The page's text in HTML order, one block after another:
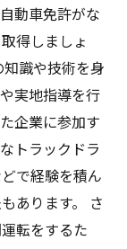
動車免許がな
得しましょ
識や技術を身
実地指導を行
企業に参加す
トラックドラ
で経験を積ん
あります。 さ
転をするた